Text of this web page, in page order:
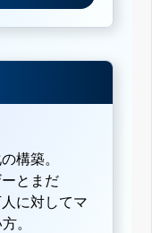
構築。
とまだ
に対してマ
。